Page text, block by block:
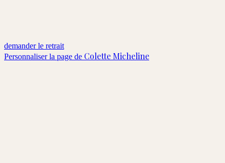
demander le retrait
Personnaliser la page de Colette Micheline